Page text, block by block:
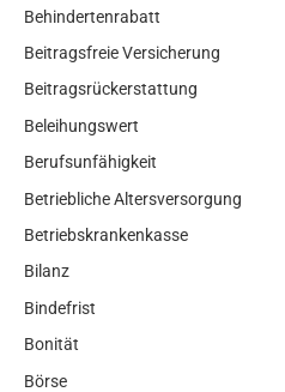
Behindertenrabatt
Beitragsfreie Versicherung
Beitragsrückerstattung
Beleihungswert
Berufsunfähigkeit
Betriebliche Altersversorgung
Betriebskrankenkasse
Bilanz
Bindefrist
Bonität
Börse